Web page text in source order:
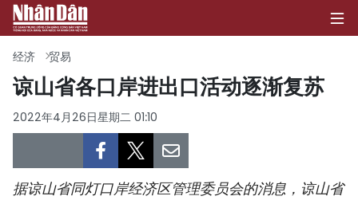
首页
政治
经济
经济 贸易
谅山省各口岸进出口活动逐渐复苏
2022年4月26日星期二 01:10
据谅山省同灯口岸经济区管理委员会的消息，谅山省